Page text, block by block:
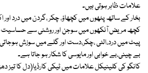
علامات ظاہر ہوتی ہیں۔
بخار کے ساتھ پٹھوں میں کچھاؤ، چکر ،گردن میں درد اور
کچھ مریض آنکھوں میں سوجن اور روشنی سے
بے چینی،بے خوابی اور مایوسی کا شکار ہو جاتا ہے۔
کانگو کی کلینیکل علامات میں ٹیکی کارڈیا(دل کا تیز